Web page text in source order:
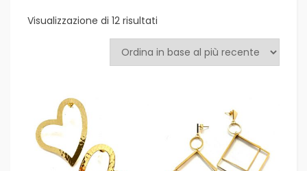
Visualizzazione di 12 risultati